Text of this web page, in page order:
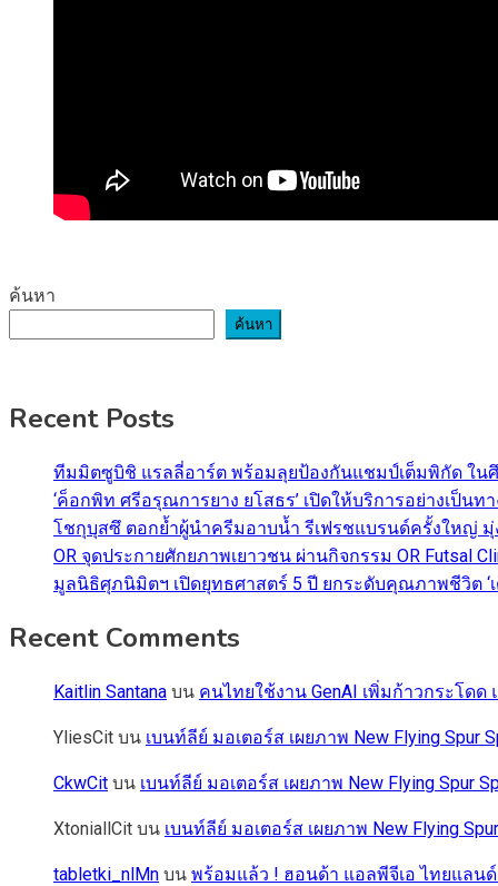
ค้นหา
ค้นหา
Recent Posts
ทีมมิตซูบิชิ แรลลี่อาร์ต พร้อมลุยป้องกันแชมป์เต็มพิกัด ใน
‘ค็อกพิท ศรีอรุณการยาง ยโสธร’ เปิดให้บริการอย่างเป็น
โชกุบุสซึ ตอกย้ำผู้นำครีมอาบน้ำ รีเฟรชแบรนด์ครั้งใหญ่ มุ่
OR จุดประกายศักยภาพเยาวชน ผ่านกิจกรรม OR Futsal
มูลนิธิศุภนิมิตฯ เปิดยุทธศาสตร์ 5 ปี ยกระดับคุณภาพชีวิต
Recent Comments
Kaitlin Santana บน คนไทยใช้งาน GenAI เพิ่มก้าวกระโด
YliesCit บน เบนท์ลีย์ มอเตอร์ส เผยภาพ New Flying
CkwCit บน เบนท์ลีย์ มอเตอร์ส เผยภาพ New Flying Spur
XtoniallCit บน เบนท์ลีย์ มอเตอร์ส เผยภาพ New Flying
tabletki_nlMn บน พร้อมแล้ว ! ฮอนด้า แอลพีจีเอ ไทยแลนด์